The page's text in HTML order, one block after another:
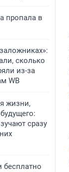
пропала в
сколько
из-за
WB
жизни,
сразу
бесплатно